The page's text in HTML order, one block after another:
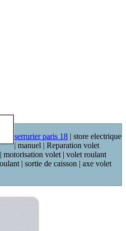
serrurier paris 18 | store electrique
| manuel | Reparation volet
motorisation volet | volet roulant
| sortie de caisson | axe volet